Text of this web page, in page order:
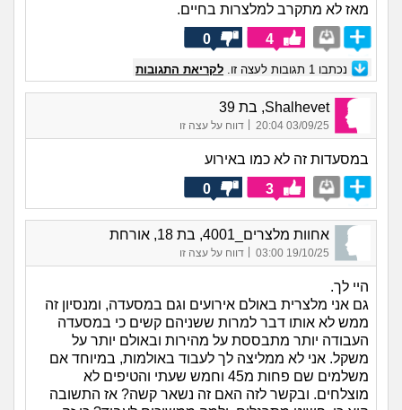
מאז לא מתקרב למלצרות בחיים.
4
0
נכתבו 1 תגובות לעצה זו. לקריאת התגובות
Shalhevet, בת 39
03/09/25 20:04
| דווח על עצה זו
במסעדות זה לא כמו באירוע
3
0
אחוות מלצרים_4001, בת 18, אורחת
19/10/25 03:00 דווח על עצה זו
היי לך.
גם אני מלצרית באולם אירועים וגם במסעדה, ומנסיון זה
ממש לא אותו דבר למרות ששניהם קשים כי במסעדה
העבודה יותר מתבססת על מהירות ובאולם יותר על
משקל. אני לא ממליצה לך לעבוד באולמות, במיוחד אם
משלמים שם פחות מ45 וחמש שעתי והטיפים לא
מוצלחים. ובקשר לזה האם זה נשאר קשה? אז התשובה